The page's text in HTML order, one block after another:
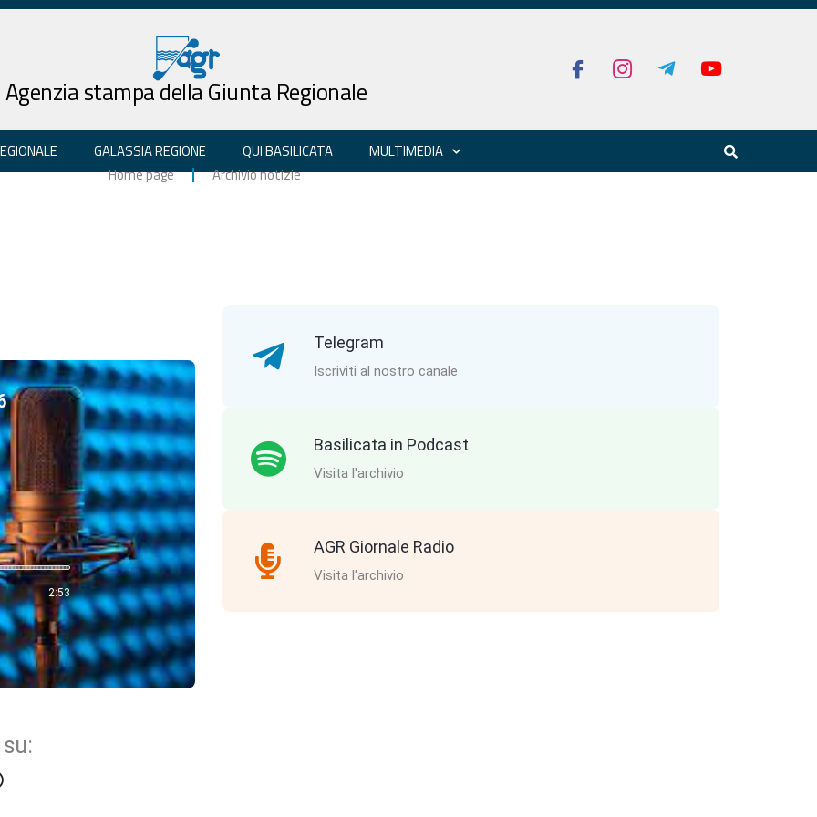
Agenzia stampa della Giunta Regionale
GALASSIA REGIONE QUI BASILICATA
MULTIMEDIA
Home page
Archivio notizie
2:53
Telegram
Iscriviti al nostro canale
Basilicata in Podcast
Visita l'archivio
AGR Giornale Radio
Visita l'archivio